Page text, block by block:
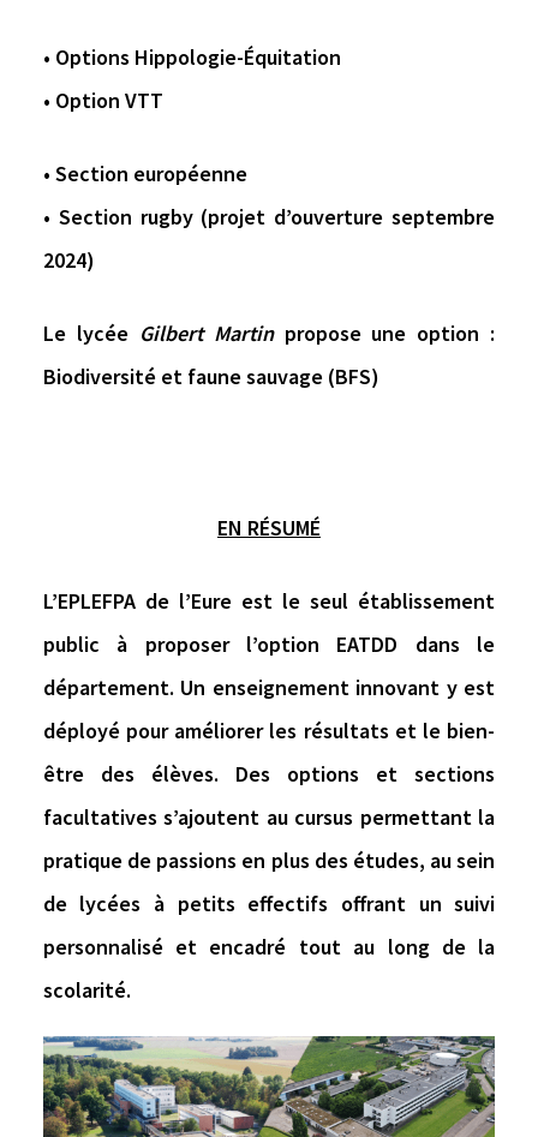
• Options Hippologie-Équitation
• Option VTT
• Section européenne
• Section rugby (projet d’ouverture septembre
2024)
Le lycée Gilbert Martinpropose une option :
Biodiversité et faune sauvage (BFS)
EN RÉSUMÉ
L’EPLEFPA de l’Eure est le seul établissement
public à proposer l’option EATDD dans le
département. Un enseignement innovant y est
déployé pour améliorer les résultats et le bien-
être des élèves. Des options et sections
facultatives s’ajoutent au cursus permettant la
pratique de passions en plus des études, au sein
de lycées à petits effectifs offrant unsuivi
personnalisé et encadré tout au long de la
scolarité.